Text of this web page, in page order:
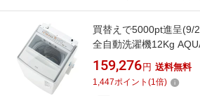
買替えで5000pt進呈(9/
全自動洗濯機12Kg
VP12B(W) [洗濯12.0kg
機能)]【rb_makerA】
159,276 円 送料無料
1,447ポイント (1倍)